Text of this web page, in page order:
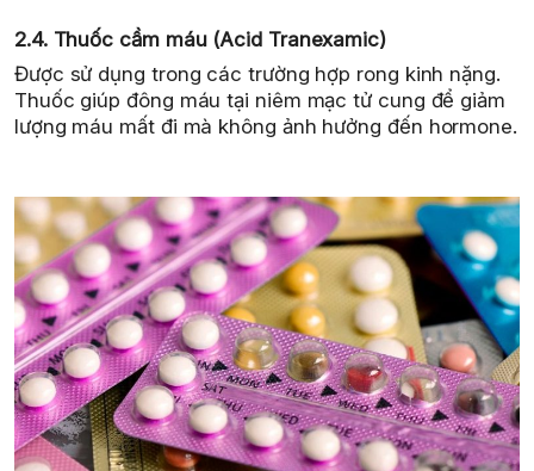
2.4. Thuốc cầm máu (Acid Tranexamic)
Được sử dụng trong các trường hợp rong kinh nặng.
Thuốc giúp đông máu tại niêm mạc tử cung để giảm
lượng máu mất đi mà không ảnh hưởng đến hormone.